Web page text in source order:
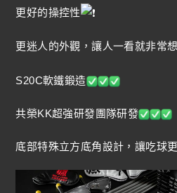
更好的操控性
更迷人的外觀，讓人一看就非常
S20C軟鐵鍛造
共榮KK超強研發團隊研發
底部特殊立方底角設計，讓吃球